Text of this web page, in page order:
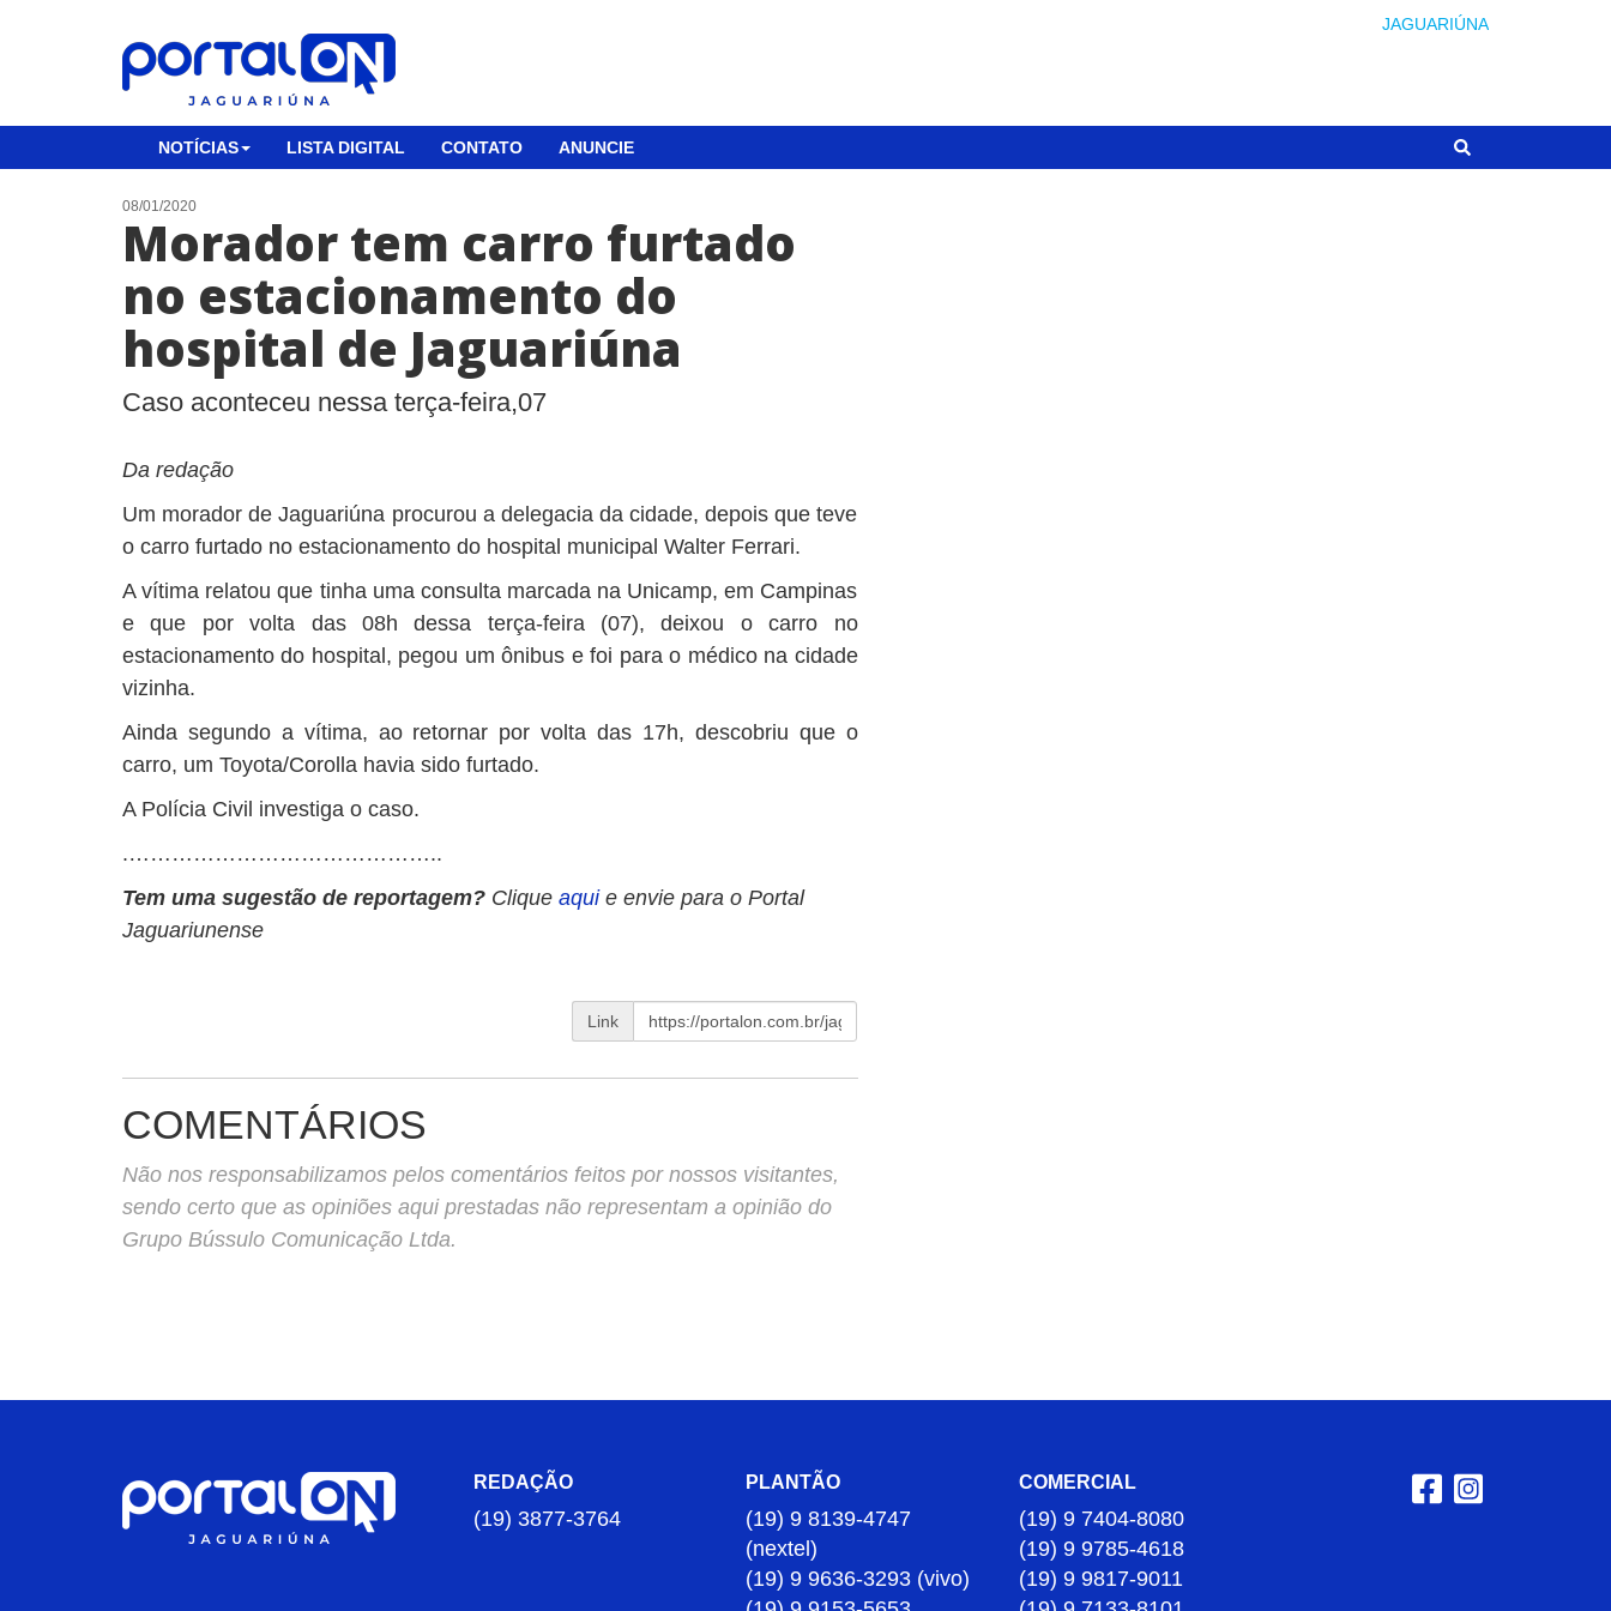
JAGUARIÚNA
NOTÍCIAS LISTA DIGITAL CONTATO ANUNCIE
08/01/2020
Morador tem carro furtado
no estacionamento do
hospital de Jaguariúna
Caso aconteceu nessa terça-feira,07
Da redação
Um morador de Jaguariúna procurou a delegacia da cidade, depois que teve
o carro furtado no estacionamento do hospital municipal Walter Ferrari.
A vítima relatou que tinha uma consulta marcada na Unicamp, em Campinas
e que por volta das 08h dessa terça-feira (07), deixou o carro no
estacionamento do hospital, pegou um ônibus e foi para o médico na cidade
vizinha.
Ainda segundo a vítima, ao retornar por volta das 17h, descobriu que o
carro, um Toyota/Corolla havia sido furtado.
A Polícia Civil investiga o caso.
.……………………………………..
Tem uma sugestão de reportagem? Clique aqui e envie para o Portal
Jaguariunense
Link
COMENTÁRIOS
Não nos responsabilizamos pelos comentários feitos por nossos visitantes,
sendo certo que as opiniões aqui prestadas não representam a opinião do
Grupo Bússulo Comunicação Ltda.
REDAÇÃO
(19) 3877-3764
PLANTÃO
(19) 9 8139-4747
(nextel)
(19) 9 9636-3293 (vivo)
COMERCIAL
(19) 9 7404-8080
(19) 9 9785-4618
(19) 9 9817-9011